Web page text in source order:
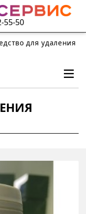
55-50
для удаления